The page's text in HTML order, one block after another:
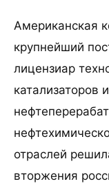
Американская
крупнейший
лицензиар
катализаторов
отраслей
вторжения